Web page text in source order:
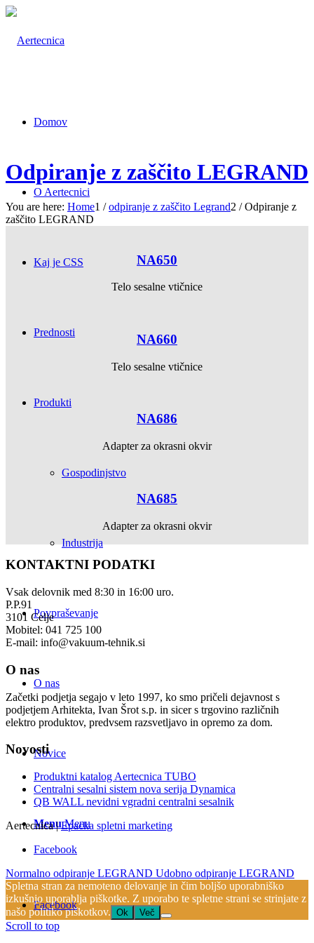
Domov
O Aertecnici
Kaj je CSS
Prednosti
Produkti
Gospodinjstvo
Industrija
Povpraševanje
O nas
Novice
Menu Menu
Facebook
Odpiranje z zaščito LEGRAND
You are here: Home1 / odpiranje z zaščito Legrand2 / Odpiranje z
zaščito LEGRAND
NA650
Telo sesalne vtičnice
NA660
Telo sesalne vtičnice
NA686
Adapter za okrasni okvir
NA685
Adapter za okrasni okvir
KONTAKTNI PODATKI
Vsak delovnik med 8:30 in 16:00 uro.
P.P.91
3101 Celje
Mobitel: 041 725 100
E-mail: info@vakuum-tehnik.si
O nas
Začetki podjetja segajo v leto 1997, ko smo pričeli dejavnost s
podjetjem Arhitekta, Ivan Šrot s.p. in sicer s trgovino različnih
elektro produktov, predvsem razsvetljavo in opremo za dom.
Novosti
Produktni katalog Aertecnica TUBO
Centralni sesalni sistem nova serija Dynamica
QB WALL nevidni vgradni centralni sesalnik
Aertecnica |Epacka spletni marketing
Facebook
Normalno odpiranje LEGRAND Udobno odpiranje LEGRAND
Spletna stran za nemoteno delovanje in čim boljšo uporabniško
izkušnjo uporablja piškotke. Z uporabo te spletne strani se strinjate z
našo politiko piškotkov. Ok Več
Scroll to top